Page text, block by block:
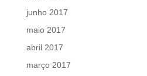
junho 2017
maio 2017
abril 2017
março 2017